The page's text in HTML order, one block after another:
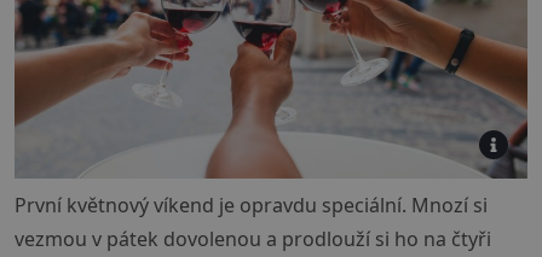
První květnový víkend je opravdu speciální. Mnozí si
vezmou v pátek dovolenou a prodlouží si ho na čtyři